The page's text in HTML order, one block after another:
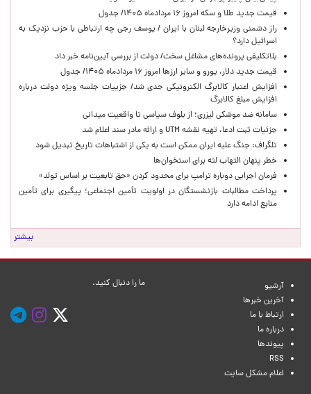
قیمت جدید طلا و سکه امروز ۱۶ مردادماه ۱۴۰۵/ جدول
راز دشمنی وزیرخارجه لبنان با ایران / یوسف رجی چه ارتباطی با حزب نزدیک به
اسرائیل دارد؟
بلاتکلیفی پرونده‌های مشاغل سخت/ دولت از بررسی آیین‌نامه خبر داد
قیمت جدید دلار، یورو و سایر ارزها امروز ۱۶ مردادماه ۱۴۰۵/ جدول
افزایش اعتبار کالابرگ الکترونیکی جدی شد/ جزییات جلسه ویژه دولت درباره
افزایش مبلغ کالابرگ
سامانه ضد موشکی لیزری؛ از بلوف سیاسی تا واقعیت میدانی
جزئیات ثبت ادعا، تهیه نقشه UTM و ارائه مادر سند اعلام شد
تلگراف: جنگ علیه ایران ممکن است به یکی از اشتباهات تاریخ تبدیل شود
خطر پنهان التهاب لثه برای استخوان‌ها
فرمان اجرایی دوباره ترامپ برای محدود کردن «حق تابعیت بر اساس تولد»
پرداخت مطالبات بازنشستگان در اولویت تأمین اجتماعی؛ پیگیری برای تأمین
منابع ادامه دارد
بیشتر
آرشیو
آخرین خبرها
ارتباط با ما
درباره ما
پیوندها
RSS
اعلام مشکل سایت
ما را دنبال کنید.